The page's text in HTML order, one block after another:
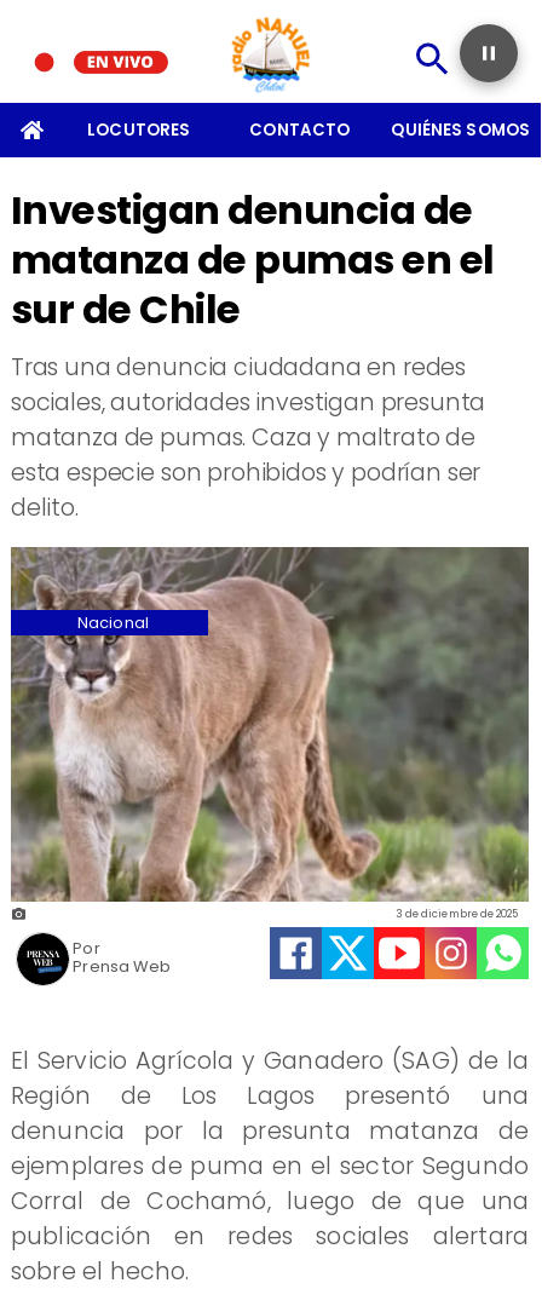
LOCUTORES CONTACTO QUIÉNES SOMOS
Investigan denuncia de
matanza de pumas en el
sur de Chile
Tras una denuncia ciudadana en redes
sociales, autoridades investigan presunta
matanza de pumas. Caza y maltrato de
esta especie son prohibidos y podrían ser
delito.
Prensa Web
3 de diciembre de 2025
Nacional
Por
El Servicio Agrícola y Ganadero (SAG) de la
Región de Los Lagos presentó una
denuncia por la presunta matanza de
ejemplares de puma en el sector Segundo
Corral de Cochamó, luego de que una
publicación en redes sociales alertara
sobre el hecho.